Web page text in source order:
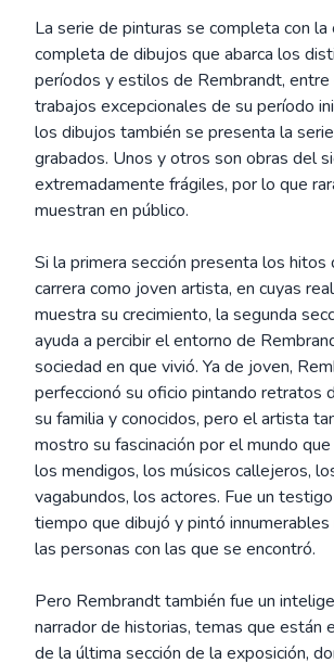
La serie de pinturas se completa con la
completa de dibujos que abarca los
períodos y estilos de Rembrandt,
trabajos excepcionales de su período
los dibujos también se presenta la
grabados. Unos y otros son obras del
extremadamente frágiles, por lo que
muestran en público.
Si la primera sección presenta los hitos
carrera como joven artista, en cuyas
muestra su crecimiento, la segunda
ayuda a percibir el entorno de
sociedad en que vivió. Ya de joven,
perfeccionó su oficio pintando retratos
su familia y conocidos, pero el artista
mostro su fascinación por el mundo
los mendigos, los músicos callejeros,
vagabundos, los actores. Fue un
tiempo que dibujó y pintó
las personas con las que se encontró.
Pero Rembrandt también fue un
narrador de historias, temas que están
de la última sección de la exposición,